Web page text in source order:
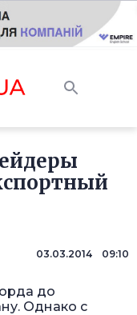
03.03.2014 09:10
до
Однако с